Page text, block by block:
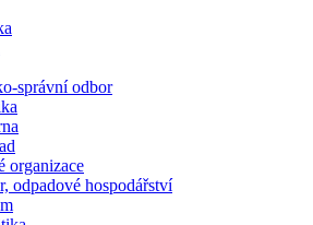
správní odbor
organizace
odpadové hospodářství